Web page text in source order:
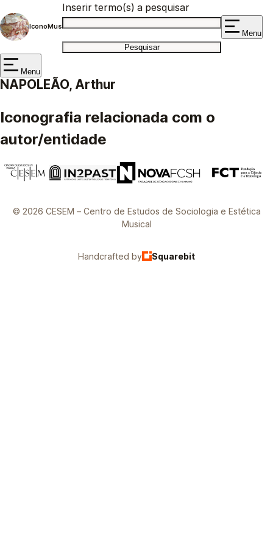
IconoMus
Inserir termo(s) a pesquisar
Menu
Menu
NAPOLEÃO, Arthur
Iconografia relacionada com o
autor/entidade
© 2026 CESEM – Centro de Estudos de Sociologia e Estética
Musical
Handcrafted by Squarebit